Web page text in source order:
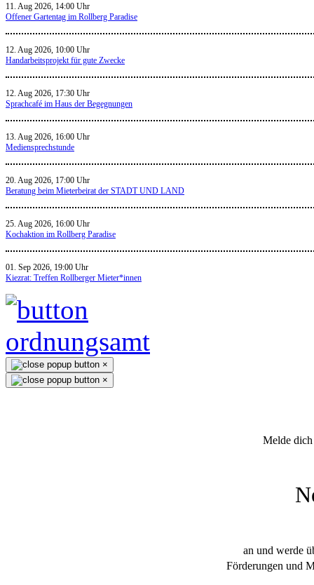
11. Aug 2026, 14:00 Uhr
Offener Gartentag im Rollberg Paradise
12. Aug 2026, 10:00 Uhr
Handarbeitsprojekt für gute Zwecke
12. Aug 2026, 17:30 Uhr
Sprachcafé im Haus der Begegnungen
13. Aug 2026, 16:00 Uhr
Mediensprechstunde
20. Aug 2026, 17:00 Uhr
Beratung beim Mieterbeirat der STADT UND LAND
25. Aug 2026, 16:00 Uhr
Kochaktion im Rollberg Paradise
01. Sep 2026, 19:00 Uhr
Kiezrat: Treffen Rollberger Mieter*innen
×
×
Melde
an und werde
Förderungen und